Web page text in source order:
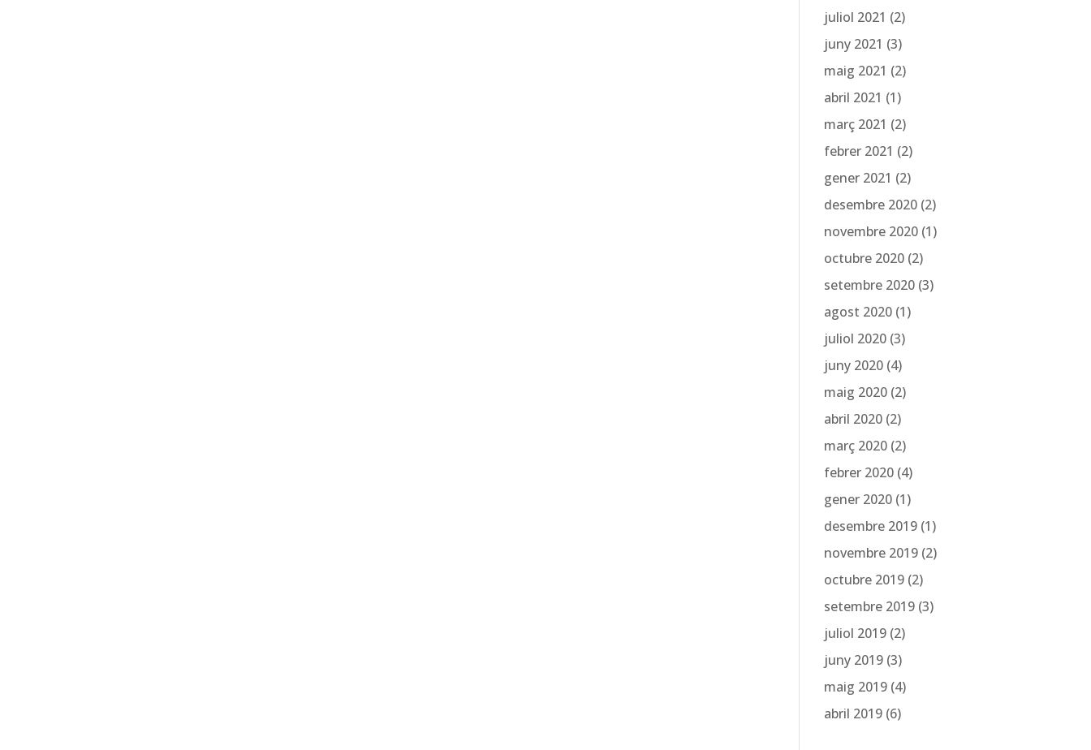
juliol 2021 (2)
juny 2021 (3)
maig 2021 (2)
abril 2021 (1)
març 2021 (2)
febrer 2021 (2)
gener 2021 (2)
desembre 2020 (2)
novembre 2020 (1)
octubre 2020 (2)
setembre 2020 (3)
agost 2020 (1)
juliol 2020 (3)
juny 2020 (4)
maig 2020 (2)
abril 2020 (2)
març 2020 (2)
febrer 2020 (4)
gener 2020 (1)
desembre 2019 (1)
novembre 2019 (2)
octubre 2019 (2)
setembre 2019 (3)
juliol 2019 (2)
juny 2019 (3)
maig 2019 (4)
abril 2019 (6)